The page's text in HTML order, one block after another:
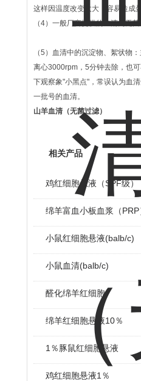
这样因温度改变太大，容易造成
（4）一般厂商提供的血清为无
（5）血清中的沉淀物、絮状物
离心3000rpm，5分钟去除，也
下观察象"小黑点"，常误认为血
一批号的血清。
山羊血清（无菌过滤）
相关产品
鸡红细胞悬液（SPF级）
绵羊富血小板血浆（PRP
小鼠红细胞悬液(balb/c)
小鼠血清(balb/c)
醛化绵羊红细胞
绵羊红细胞悬液10％
1％豚鼠红细胞悬液
鸡红细胞悬液1％